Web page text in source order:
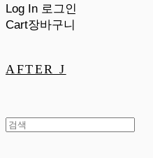
Log In 로그인
Cart장바구니
AFTER J